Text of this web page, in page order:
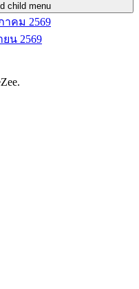
child menu
คม 2569
น 2569